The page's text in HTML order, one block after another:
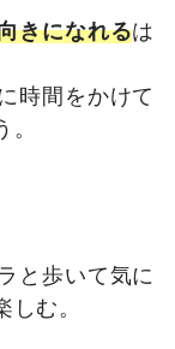
きになれるは
時間をかけて
と歩いて気に
む。